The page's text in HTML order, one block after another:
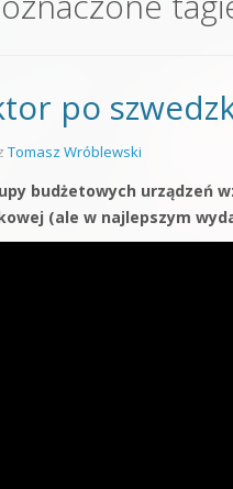
Sound Forge od podstaw
Kontakt 5 Kompendium
Pakiety
po
Tomasz Wróblewski
budżetowych urządzeń
(ale w najlepszym